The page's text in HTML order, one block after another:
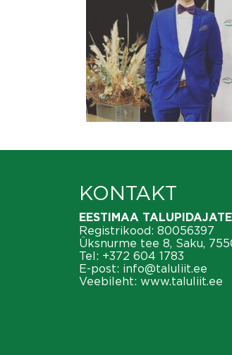
KONTAKT
EESTIMAA
Registrikood: 80056397
Üksnurme tee 8, Saku,
Tel: +372 604 1783
E-post: info@taluliit.ee
Veebileht: www.taluliit.ee